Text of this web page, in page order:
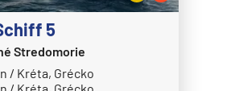
5
Stredomorie
/ Kréta, Grécko